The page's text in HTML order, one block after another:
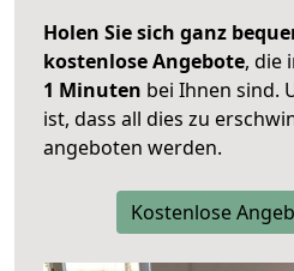
Holen Sie sich ganz
kostenlose Angebote, die
1 Minuten bei Ihnen sind.
ist, dass all dies zu
angeboten werden.
Kostenlose